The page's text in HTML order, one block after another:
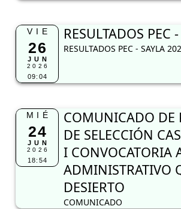
VIE
26
JUN
2026
09:04
RESULTADOS PEC
RESULTADOS PEC - SAYLA
MIÉ
24
JUN
2026
18:54
COMUNICADO DE
DE SELECCIÓN
I CONVOCATORIA
ADMINISTRATIVO
DESIERTO
COMUNICADO